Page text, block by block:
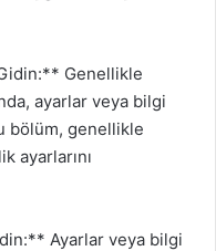
Genellikle
ayarlar veya bilgi
bölüm, genellikle
ayarlarını
Ayarlar veya bilgi